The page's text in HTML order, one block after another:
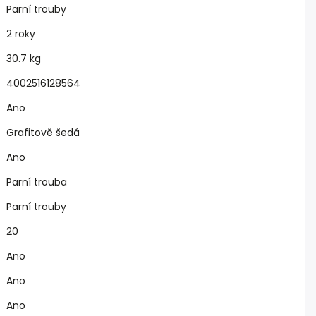
Parní trouby
2 roky
30.7 kg
4002516128564
Ano
Grafitově šedá
Ano
Parní trouba
Parní trouby
20
Ano
Ano
Ano